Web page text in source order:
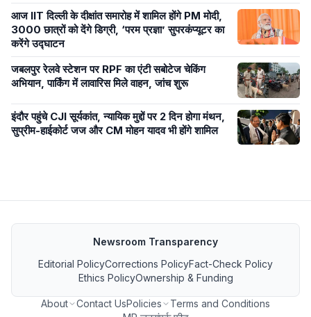
आज IIT दिल्ली के दीक्षांत समारोह में शामिल होंगे PM मोदी,
3000 छात्रों को देंगे डिग्री, ‘परम प्रज्ञा’ सुपरकंप्यूटर का
करेंगे उद्घाटन
जबलपुर रेलवे स्टेशन पर RPF का एंटी सबोटेज चेकिंग
अभियान, पार्किंग में लावारिस मिले वाहन, जांच शुरू
इंदौर पहुंचे CJI सूर्यकांत, न्यायिक मुद्दों पर 2 दिन होगा मंथन,
सुप्रीम-हाईकोर्ट जज और CM मोहन यादव भी होंगे शामिल
Newsroom Transparency
Editorial PolicyCorrections PolicyFact-Check Policy
Ethics PolicyOwnership & Funding
About Contact UsPolicies
Terms and Conditions